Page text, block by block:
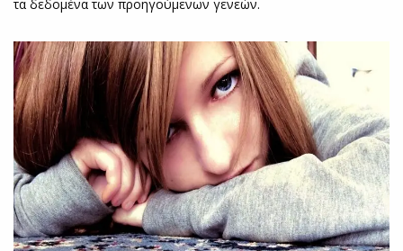
τα δεδομένα των προηγούμενων γενεών.